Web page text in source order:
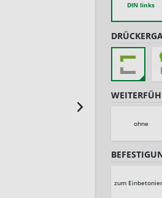
DIN links
ohne
zum